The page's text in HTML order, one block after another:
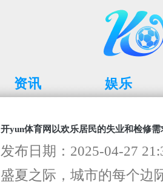
资讯 娱乐
开yun体育网以欢乐居民的失业和检修
发布日期：2025-04-27
盛夏之际，城市的每个边